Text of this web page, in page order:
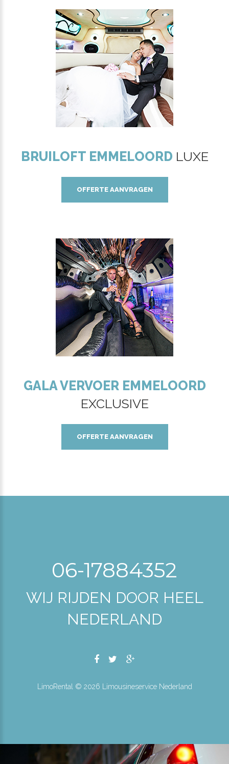
BRUILOFT EMMELOORD LUXE
OFFERTE AANVRAGEN
GALA VERVOER EMMELOORD
EXCLUSIVE
OFFERTE AANVRAGEN
06-17884352
WIJ RIJDEN DOOR HEEL
NEDERLAND
LimoRental © 2026 Limousineservice Nederland